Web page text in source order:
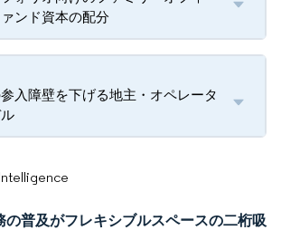
ンド資本の配分
入障壁を下げる地主・オペレータ
の普及がフレキシブルスペースの二桁吸